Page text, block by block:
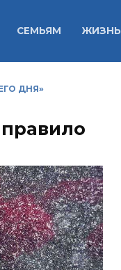
СЕМЬЯМ ЖИЗНЬ
ДНЯ»